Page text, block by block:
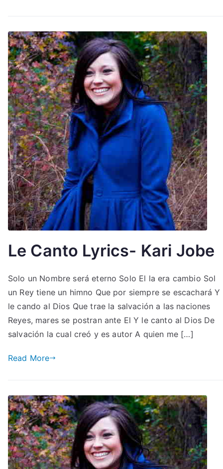
Le Canto Lyrics- Kari Jobe
Solo un Nombre será eterno Solo El la era cambio Sol
un Rey tiene un himno Que por siempre se escachará Y
le cando al Dios Que trae la salvación a las naciones
Reyes, mares se postran ante El Y le canto al Dios De
salvación la cual creó y es autor A quien me […]
Read More